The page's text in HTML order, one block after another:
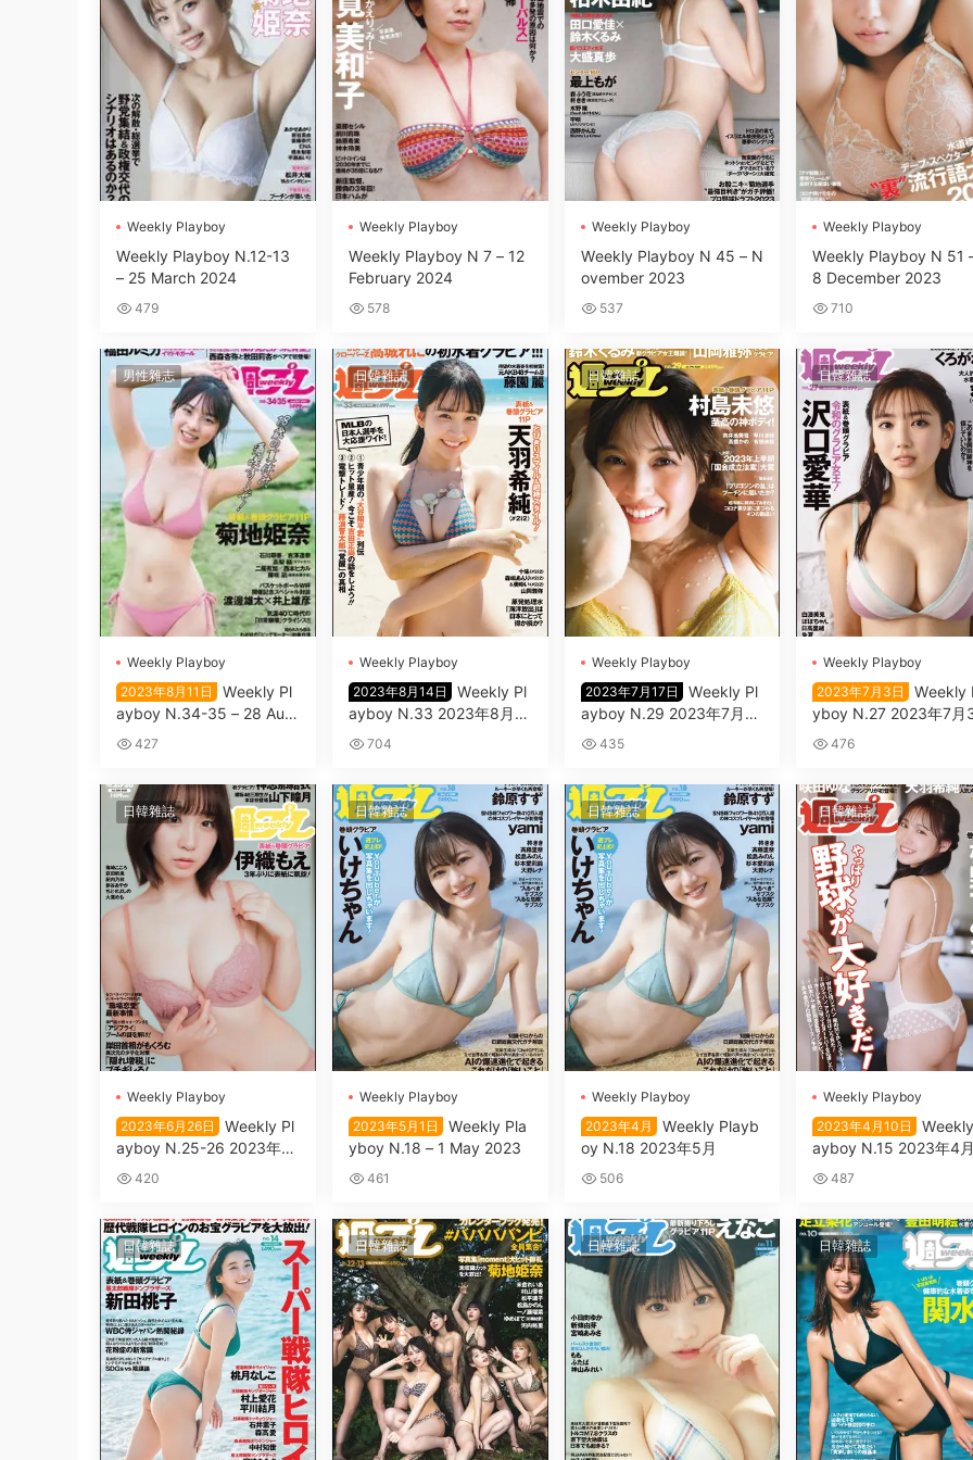
Wеekly Plаyboy
Wеekly Plаyboy N.12-13
– 25 March 2024
479
Wеekly Plаyboy
Wеekly Plаyboy N 7 – 12
February 2024
578
Wеekly Plаyboy
Wеekly Plаyboy N 45 – N
ovember 2023
537
Wеekly Plаyboy
Wеekly Plаyboy N 51
8 December 2023
710
男性雜志
Wеekly Plаyboy
2023年8月11日
Wеekly Pl
аyboy N.34-35 – 28 Aug
ust 2023
427
日韓雜誌
Wеekly Plаyboy
2023年8月14日
Wеekly Pl
аyboy N.33 2023年8月1
4日704
日韓雜誌
Wеekly Plаyboy
2023年7月17日
Wеekly Pl
аyboy N.29 2023年7月17
日435
日韓雜誌
Wеekly Plаyboy
2023年7月3日
Wеekly
yboy N.27 2023年7月
476
日韓雜誌
Wеekly Plаyboy
2023年6月26日
Wеekly Pl
аyboy N.25-26 2023年6
月26日
420
日韓雜誌
Wеekly Plаyboy
2023年5月1日
Wеekly Plа
yboy N.18 – 1 May 2023
461
日韓雜誌
Wеekly Plаyboy
2023年4月
Wеekly Plаyb
oy N.18 2023年5月
506
日韓雜誌
Wеekly Plаyboy
2023年4月10日
аyboy N.15 2023年4
日 487
日韓雜誌 日韓雜誌 日韓雜誌 日韓雜誌